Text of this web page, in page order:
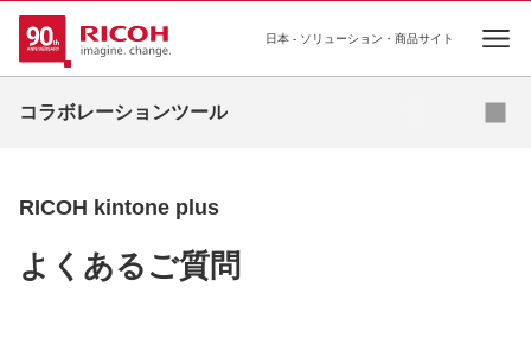
日本 - ソリューション・商品サイト
コラボレーションツール
RICOH kintone plus
よくあるご質問